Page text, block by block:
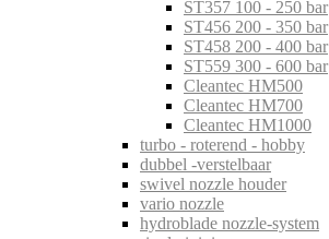
ST357 100 - 250 bar
ST456 200 - 350 bar
ST458 200 - 400 bar
ST559 300 - 600 bar
Cleantec HM500
Cleantec HM700
Cleantec HM1000
turbo - roterend - hobby
dubbel -verstelbaar
swivel nozzle houder
vario nozzle
hydroblade nozzle-system